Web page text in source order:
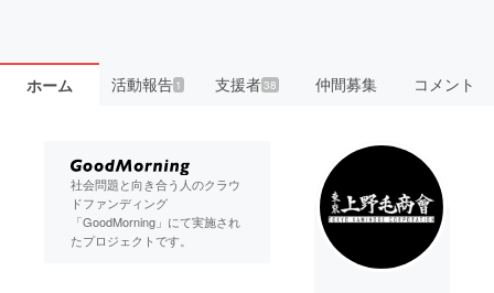
ホーム 活動報告1 支援者38 仲間募集 コメント
社会問題と向き合う人のクラウ
ドファンディング
「GoodMorning」にて実施され
たプロジェクトです。